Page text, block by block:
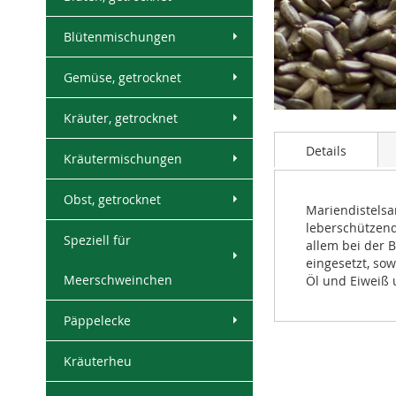
to
beginning
images
gallery
Details
allem bei der
eingesetzt,
Öl und Eiweiß
Blütenmischungen
Gemüse, getrocknet
Kräuter, getrocknet
Kräutermischungen
Obst, getrocknet
Speziell für
Meerschweinchen
Päppelecke
Kräuterheu